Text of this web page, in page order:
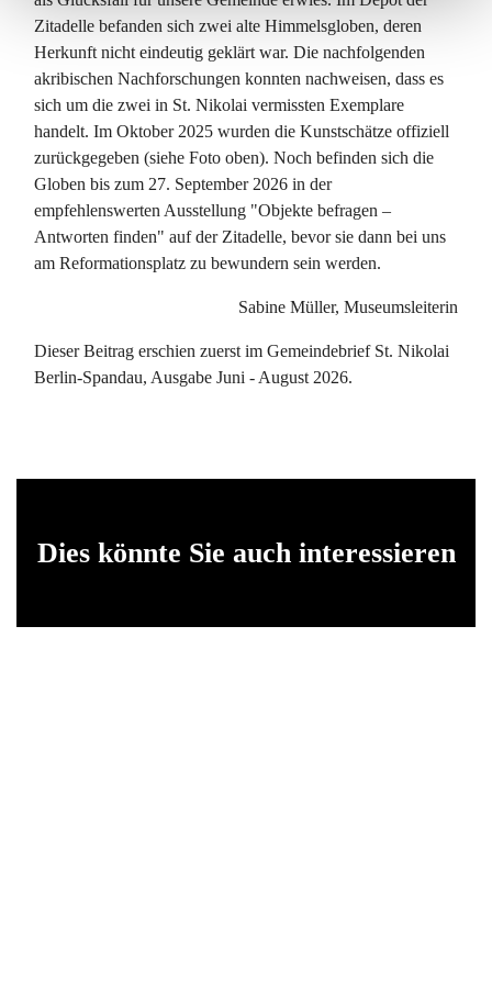
Zitadelle befanden sich zwei alte Himmelsgloben, deren
Herkunft nicht eindeutig geklärt war. Die nachfolgenden
akribischen Nachforschungen konnten nachweisen, dass es
sich um die zwei in St. Nikolai vermissten Exemplare
handelt. Im Oktober 2025 wurden die Kunstschätze offiziell
zurückgegeben (siehe Foto oben). Noch befinden sich die
Globen bis zum 27. September 2026 in der
empfehlenswerten Ausstellung "Objekte befragen –
Antworten finden" auf der Zitadelle, bevor sie dann bei uns
am Reformationsplatz zu bewundern sein werden.
Sabine Müller, Museumsleiterin
Dieser Beitrag erschien zuerst im Gemeindebrief St. Nikolai
Berlin-Spandau, Ausgabe Juni - August 2026.
Dies könnte Sie auch interessieren